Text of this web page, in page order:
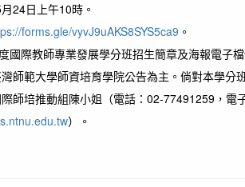
24日上午10時。
forms.gle/vyvJ9uAKS8SYS5ca9 。
國際教師專業發展學分班招生簡章及海報電子
師範大學師資培育學院公告為主。倘對本學分
師培推動組陳小姐（電話：02-77491259，電
）。